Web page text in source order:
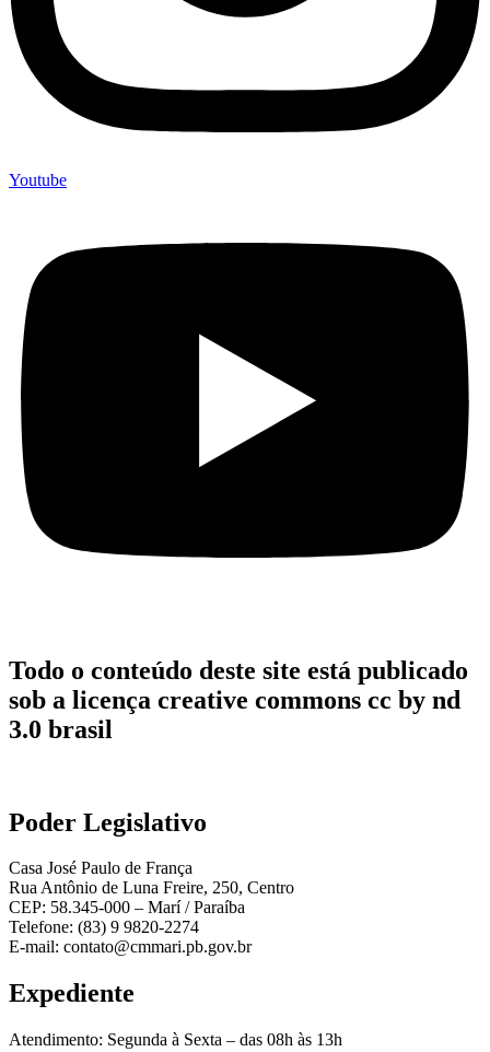
Youtube
Todo o conteúdo deste site está publicado
sob a licença creative commons cc by nd
3.0 brasil
Poder Legislativo
Casa José Paulo de França
Rua Antônio de Luna Freire, 250, Centro
CEP: 58.345-000 – Marí / Paraíba
Telefone: (83) 9 9820-2274
E-mail: contato@cmmari.pb.gov.br
Expediente
Atendimento: Segunda à Sexta – das 08h às 13h